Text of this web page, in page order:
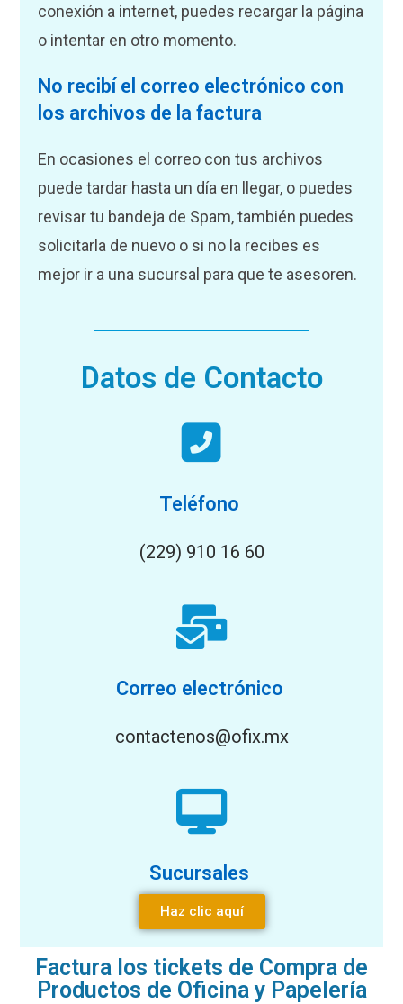
conexión a internet, puedes recargar la página
o intentar en otro momento.
No recibí el correo electrónico con
los archivos de la factura
En ocasiones el correo con tus archivos
puede tardar hasta un día en llegar, o puedes
revisar tu bandeja de Spam, también puedes
solicitarla de nuevo o si no la recibes es
mejor ir a una sucursal para que te asesoren.
Datos de Contacto
Teléfono
(229) 910 16 60
Correo electrónico
contactenos@ofix.mx
Sucursales
Haz clic aquí
Factura los tickets de Compra de
Productos de Oficina y Papelería